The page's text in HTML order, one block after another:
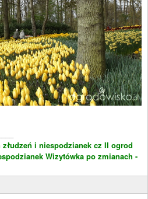
złudzeń i niespodzianek cz II ogrod
Wizytówka po zmianach -